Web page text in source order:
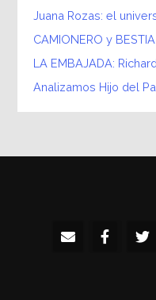
Juana Rozas: el
CAMIONERO y
LA EMBAJADA:
Analizamos Hijo del